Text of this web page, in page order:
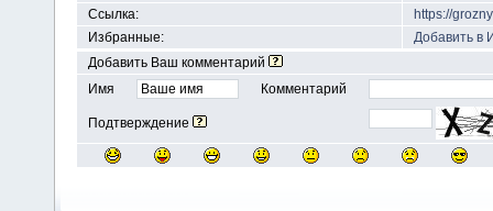
Ссылка:
https://
Избранные:
Добавить в
Добавить Ваш комментарий
Имя
Комментарий
Подтверждение